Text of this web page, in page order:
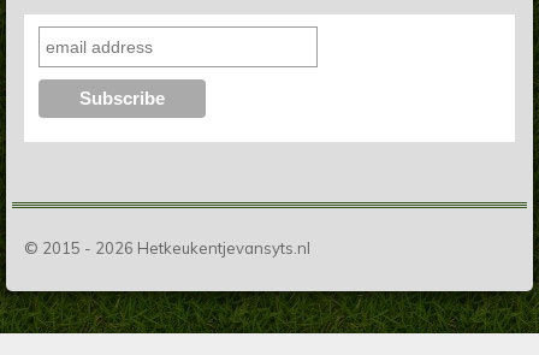
© 2015 - 2026 Hetkeukentjevansyts.nl